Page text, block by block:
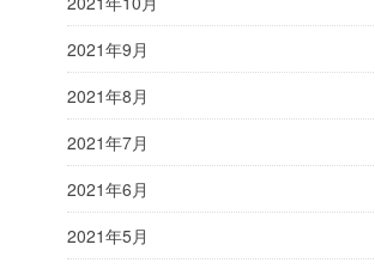
2021年9月
2021年8月
2021年7月
2021年6月
2021年5月